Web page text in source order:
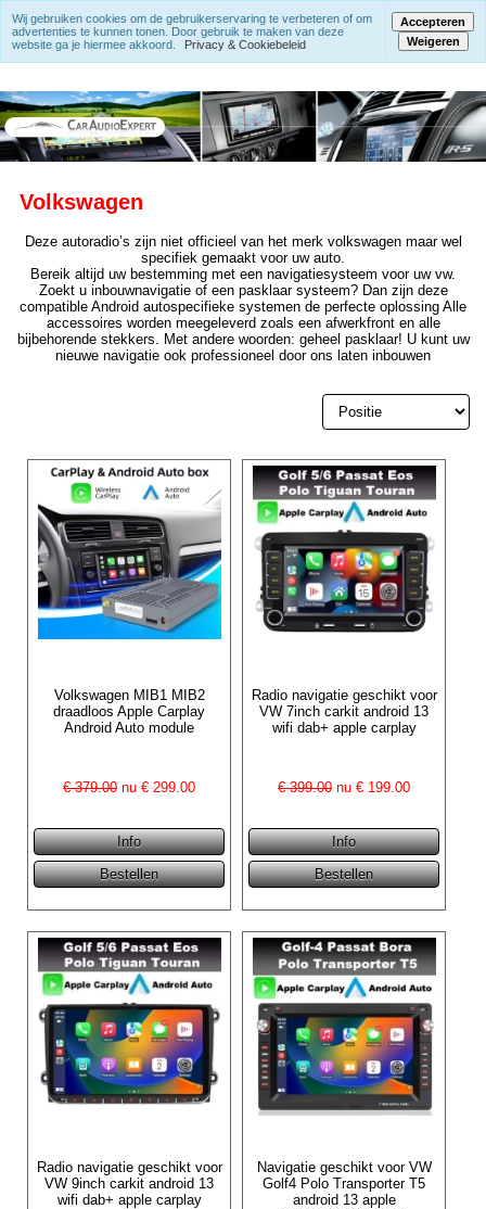
Volkswagen
Deze autoradio’s zijn niet officieel van het merk volkswagen maar wel
specifiek gemaakt voor uw auto.
Bereik altijd uw bestemming met een navigatiesysteem voor uw vw.
Zoekt u inbouwnavigatie of een pasklaar systeem? Dan zijn deze
compatible Android autospecifieke systemen de perfecte oplossing Alle
accessoires worden meegeleverd zoals een afwerkfront en alle
bijbehorende stekkers. Met andere woorden: geheel pasklaar! U kunt uw
nieuwe navigatie ook professioneel door ons laten inbouwen
Volkswagen MIB1 MIB2
draadloos Apple Carplay
Android Auto module
€ 379.00 nu € 299.00
Radio navigatie geschikt voor
VW 7inch carkit android 13
wifi dab+ apple carplay
€ 399.00nu € 199.00
Radio navigatie geschikt voor
VW 9inch carkit android 13
wifi dab+ apple carplay
Navigatie geschikt voor VW
Golf4 Polo Transporter T5
android 13 apple
Wij gebruiken cookies om de gebruikerservaring te verbeteren of om
advertenties te kunnen tonen. Door gebruik te maken van deze
website ga je hiermee akkoord.
Privacy & Cookiebeleid
Accepteren
Weigeren